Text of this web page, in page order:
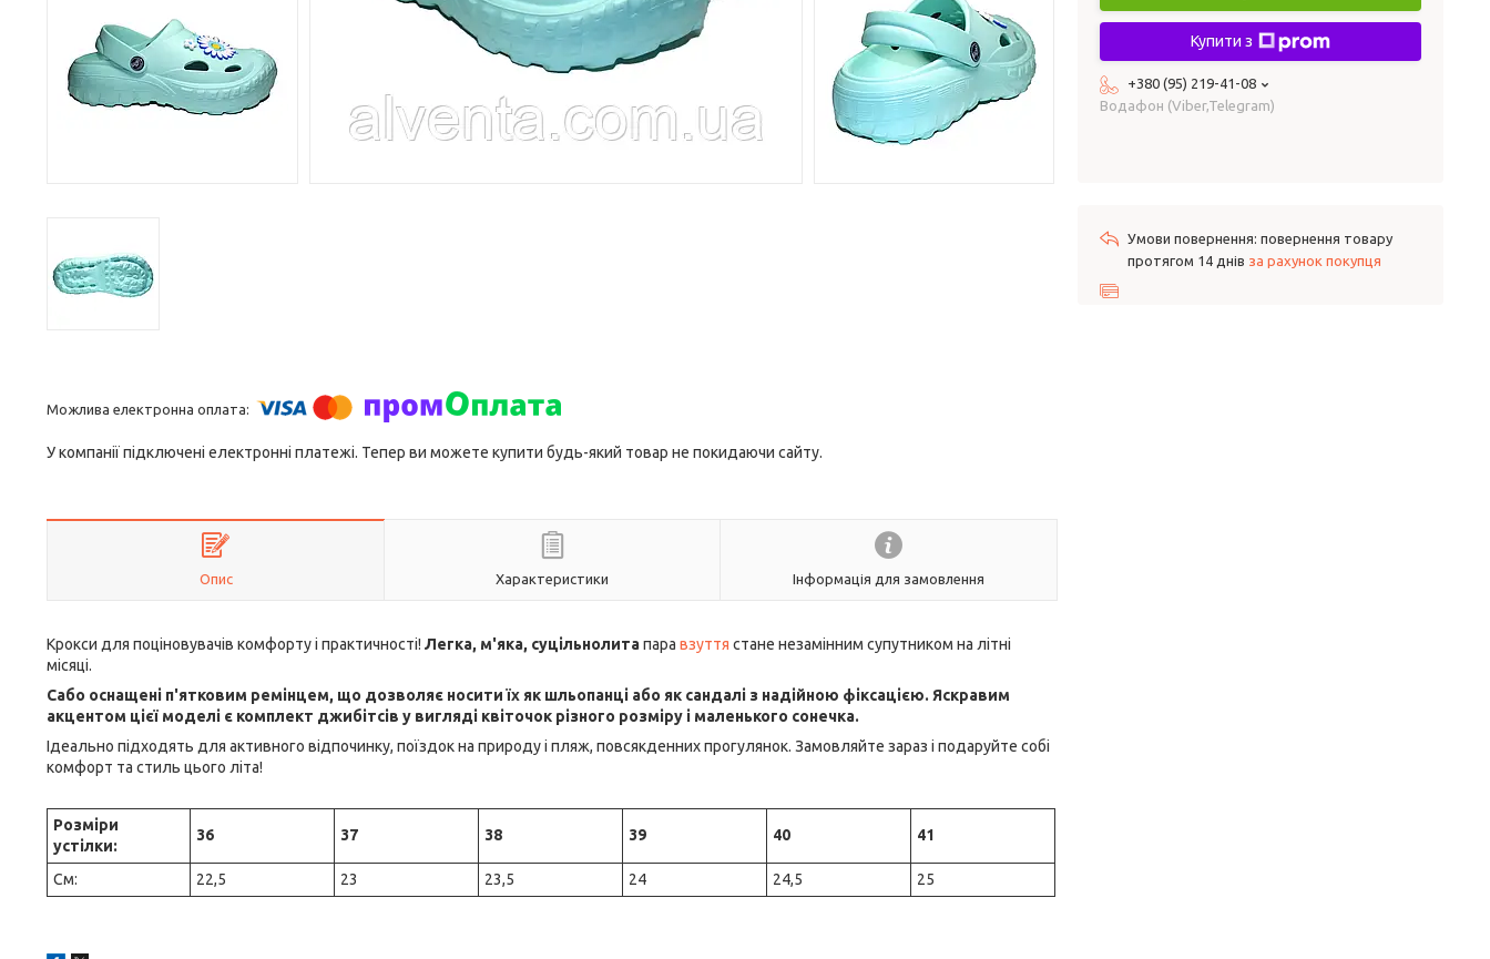
У компанії підключені електронні платежі. Тепер ви можете купити будь-який товар не покидаючи сайту.
Опис Характеристики Інформація для замовлення
Крокси для поціновувачів комфорту і практичності! Легка, м'яка, суцільнолитапара взуття стане незамінним супутником на літні
місяці.
Сабо оснащені п'ятковим ремінцем, що дозволяє носити їх як шльопанці або як сандалі з надійною фіксацією. Яскравим
акцентом цієї моделі є комплект джибітсів у вигляді квіточок різного розміру і маленького сонечка.
Ідеально підходять для активного відпочинку, поїздок на природу і пляж, повсякденних прогулянок. Замовляйте зараз і подаруйте собі
комфорт та стиль цього літа!
Розміри
устілки:
36 37 38 39 40 41
См: 22,5 23 23,5 24 24,5 25
Купити з
+380 (95) 219-41-08
Водафон (Viber,Telegram)
повернення товару
протягом 14 днів за рахунок покупця